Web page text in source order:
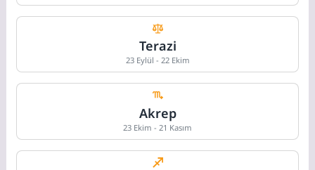
Terazi
23 Eylül - 22 Ekim
Akrep
23 Ekim - 21 Kasım